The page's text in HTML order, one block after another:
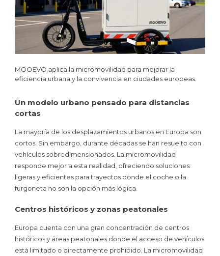
MOOEVO aplica la micromovilidad para mejorar la
eficiencia urbana y la convivencia en ciudades europeas.
Un modelo urbano pensado para distancias
cortas
La mayoría de los desplazamientos urbanos en Europa son
cortos. Sin embargo, durante décadas se han resuelto con
vehículos sobredimensionados. La micromovilidad
responde mejor a esta realidad, ofreciendo soluciones
ligeras y eficientes para trayectos donde el coche o la
furgoneta no son la opción más lógica.
Centros históricos y zonas peatonales
Europa cuenta con una gran concentración de centros
históricos y áreas peatonales donde el acceso de vehículos
está limitado o directamente prohibido. La micromovilidad